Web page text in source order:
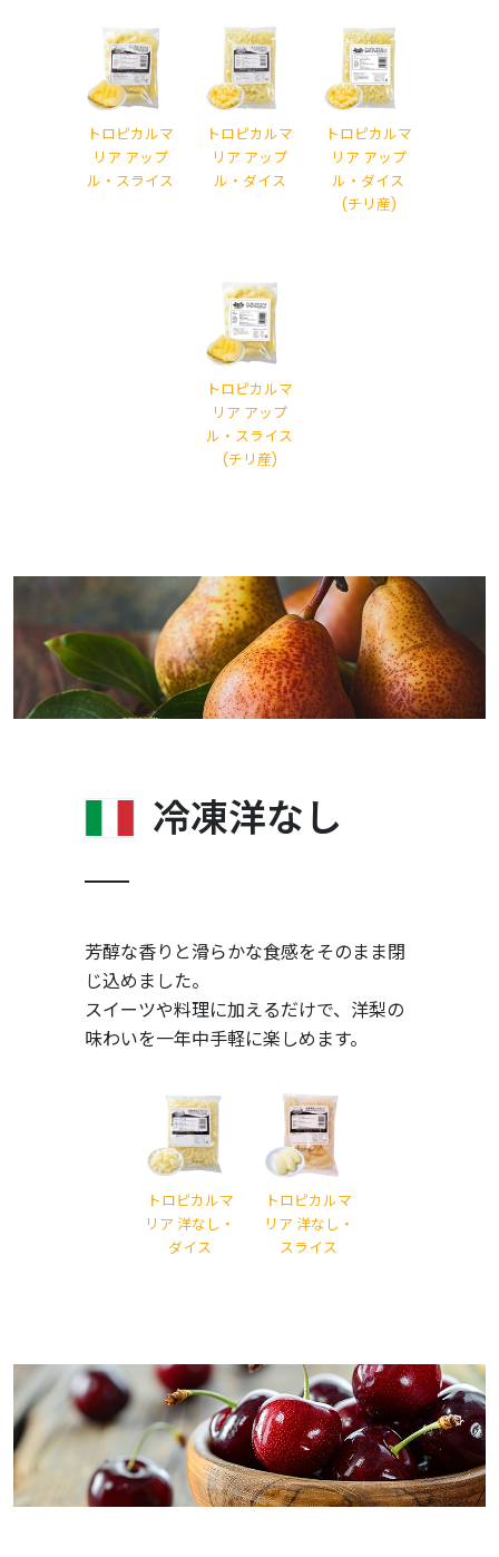
トロピカルマ
リア アップ
ル・スライス
トロピカルマ
リア アップ
ル・ダイス
トロピカルマ
リア アップ
ル・ダイス
(チリ産)
トロピカルマ
リア アップ
ル・スライス
(チリ産)
冷凍洋なし
芳醇な香りと滑らかな食感をそのまま閉
じ込めました。
スイーツや料理に加えるだけで、洋梨の
味わいを一年中手軽に楽しめます。
トロピカルマ
リア 洋なし・
ダイス
トロピカルマ
リア 洋なし・
スライス